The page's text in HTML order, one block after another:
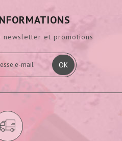
newsletter et promotions
OK